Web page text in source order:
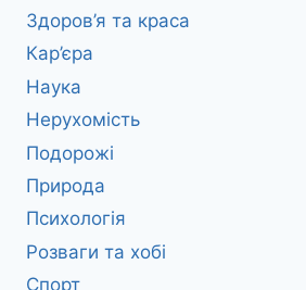
Здоров’я та краса
Кар’єра
Наука
Нерухомість
Подорожі
Природа
Психологія
Розваги та хобі
Спорт